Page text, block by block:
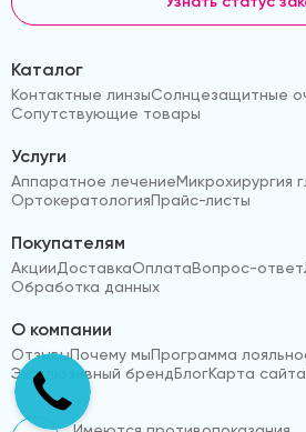
Каталог
Контактные линзыСолнцезащитные
Сопутствующие товары
Услуги
Аппаратное лечениеМикрохирургия
ОртокератологияПрайс-листы
Покупателям
АкцииДоставкаОплатаВопрос-ответ
Обработка данных
О компании
ОтзывыПочему мыПрограмма
Эксклюзивный брендБлогКарта сайта